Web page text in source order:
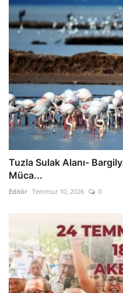
Tuzla Sulak Alanı-
Müca...
Editör Temmuz 10, 2026 0